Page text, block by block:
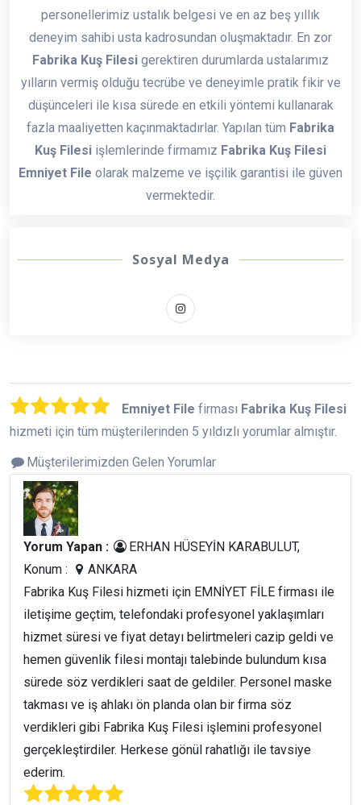
personellerimiz ustalık belgesi ve en az beş yıllık
deneyim sahibi usta kadrosundan oluşmaktadır. En zor
Fabrika Kuş Filesi gerektiren durumlarda ustalarımız
yılların vermiş olduğu tecrübe ve deneyimle pratik fikir ve
düşünceleri ile kısa sürede en etkili yöntemi kullanarak
fazla maaliyetten kaçınmaktadırlar. Yapılan tüm Fabrika
Kuş Filesi işlemlerinde firmamız Fabrika Kuş Filesi
Emniyet File olarak malzeme ve işçilik garantisi ile güven
vermektedir.
Sosyal Medya
Emniyet File firması Fabrika Kuş Filesi
hizmeti için tüm müşterilerinden 5 yıldızlı yorumlar almıştır.
Müşterilerimizden Gelen Yorumlar
Yorum Yapan :
ERHAN HÜSEYİN KARABULUT,
Konum :
ANKARA
Fabrika Kuş Filesi hizmeti için EMNİYET FİLE firması ile
iletişime geçtim, telefondaki profesyonel yaklaşımları
hizmet süresi ve fiyat detayı belirtmeleri cazip geldi ve
hemen güvenlik filesi montajı talebinde bulundum kısa
sürede söz verdikleri saat de geldiler. Personel maske
takması ve iş ahlakı ön planda olan bir firma söz
verdikleri gibi Fabrika Kuş Filesi işlemini profesyonel
gerçekleştirdiler. Herkese gönül rahatlığı ile tavsiye
ederim.